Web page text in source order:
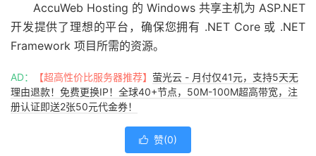
AccuWeb Hosting 的 Windows 共享主机为 ASP.NET
开发提供了理想的平台，确保您拥有 .NET Core 或 .NET
Framework 项目所需的资源。
AD： 【超高性价比服务器推荐】 萤光云 - 月付仅41元，支持5天无
理由退款！免费更换IP！全球40+节点，50M-100M超高带宽，注
册认证即送2张50元代金券！
 赞(0)